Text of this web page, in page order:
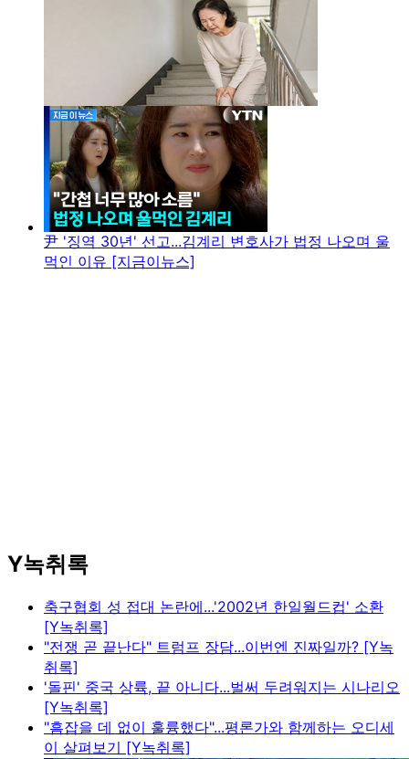
尹 '징역 30년' 선고...김계리 변호사가 법정 나오며 울
먹인 이유 [지금이뉴스]
Y녹취록
축구협회 성 접대 논란에...'2002년 한일월드컵' 소환
[Y녹취록]
"전쟁 곧 끝난다" 트럼프 장담...이번엔 진짜일까? [Y녹
취록]
'돌핀' 중국 상륙, 끝 아니다...벌써 두려워지는 시나리오
[Y녹취록]
"흠잡을 데 없이 훌륭했다"...평론가와 함께하는 오디세
이 살펴보기 [Y녹취록]